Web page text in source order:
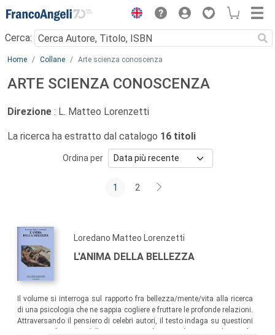
Menu
Cerca:
Main content
Home Collane Arte scienza conoscenza
ARTE SCIENZA CONOSCENZA
Direzione : L. Matteo Lorenzetti
La ricerca ha estratto dal catalogo 16 titoli
Ordina per
1 2
Loredano Matteo Lorenzetti
L'ANIMA DELLA BELLEZZA
Il volume si interroga sul rapporto fra bellezza/mente/vita alla ricerca
di una psicologia che ne sappia cogliere e fruttare le profonde relazioni.
Attraversando il pensiero di celebri autori, il testo indaga su questioni